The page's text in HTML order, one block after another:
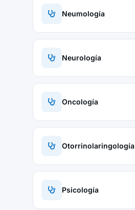
Neumología
Neurología
Oncología
Otorrinolaringología
Psicología